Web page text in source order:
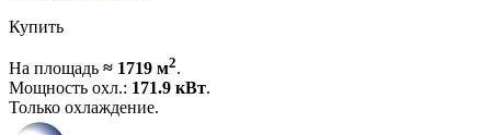
Купить
На площадь ≈ 1719 м2.
Мощность охл.: 171.9 кВт.
Только охлаждение.